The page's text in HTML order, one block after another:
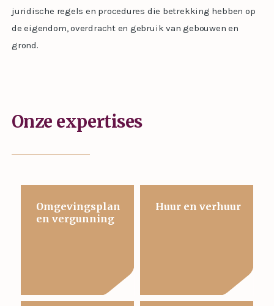
juridische regels en procedures die betrekking hebben op
de eigendom, overdracht en gebruik van gebouwen en
grond.
Onze expertises
Omgevingsplan
en vergunning
Huur en verhuur